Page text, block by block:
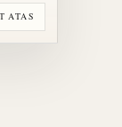
ATAS